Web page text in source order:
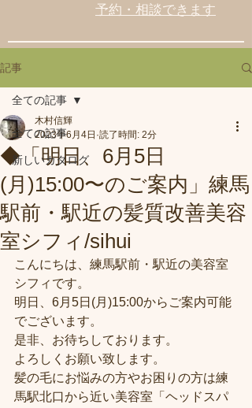
予約・相談できます
記事
全ての記事
新しいカタログ
全ての記事
◆「明日、6月5日
(月)15:00〜のご案内」練馬
駅前・駅近の髪質改善美容
室シフィ/sihui
木村信輝
2023年6月4日 読了時間: 2分
こんにちは、練馬駅前・駅近の美容室
シフィです。
明日、6月5日(月)15:00からご案内可能
でございます。
是非、お待ちしております。
よろしくお願い致します。
髪の毛にお悩みの方やお困りの方は練
馬駅北口から近い美容室「ヘッドスパ